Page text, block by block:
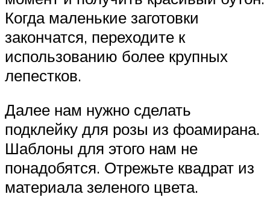
Когда маленькие заготовки
закончатся, переходите к
использованию более крупных
лепестков.
Далее нам нужно сделать
подклейку для розы из фоамирана.
Шаблоны для этого нам не
понадобятся. Отрежьте квадрат из
материала зеленого цвета.